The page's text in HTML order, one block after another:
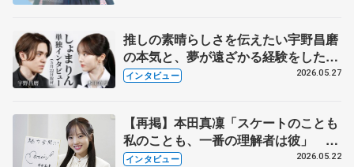
推しの素晴らしさを伝えたい宇野昌磨
の本気と、夢が遠ざかる経験をした本
田真凜の覚悟
インタビュー 2026.05.27
【再掲】本田真凜「スケートのことも
私のことも、一番の理解者は彼」 引
退時の単独インタビューで語った競技
インタビュー 2026.05.22